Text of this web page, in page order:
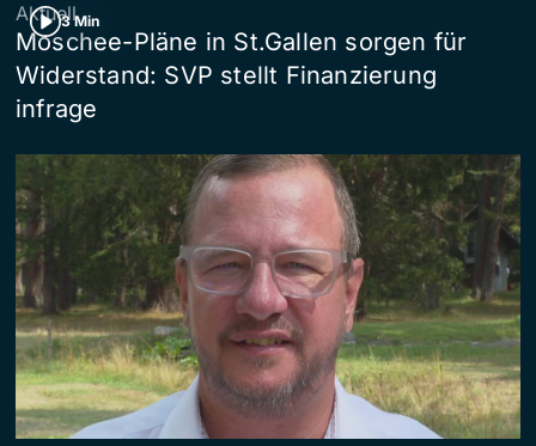
3 Min
Aktuell
Moschee-Pläne in St.Gallen sorgen für
Widerstand: SVP stellt Finanzierung
infrage